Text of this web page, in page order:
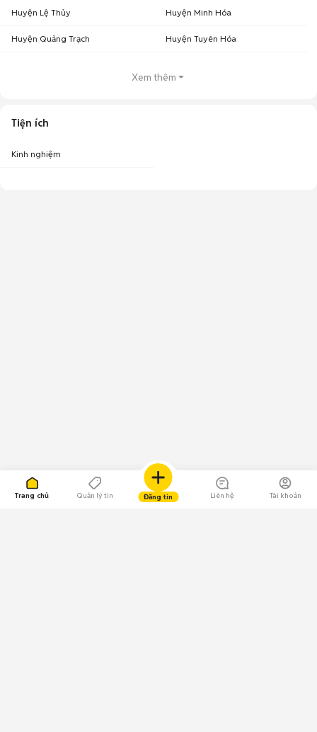
Trang chủ Quản lý tin Đăng tin Liên hệ Tài khoản
Huyện Lệ Thủy Huyện Minh Hóa
Huyện Quảng Trạch Huyện Tuyên Hóa
Xem thêm
Tiện ích
Kinh nghiệm